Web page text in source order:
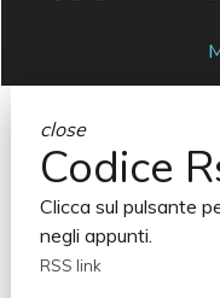
close
Codice
Clicca sul pulsante
negli appunti.
RSS link